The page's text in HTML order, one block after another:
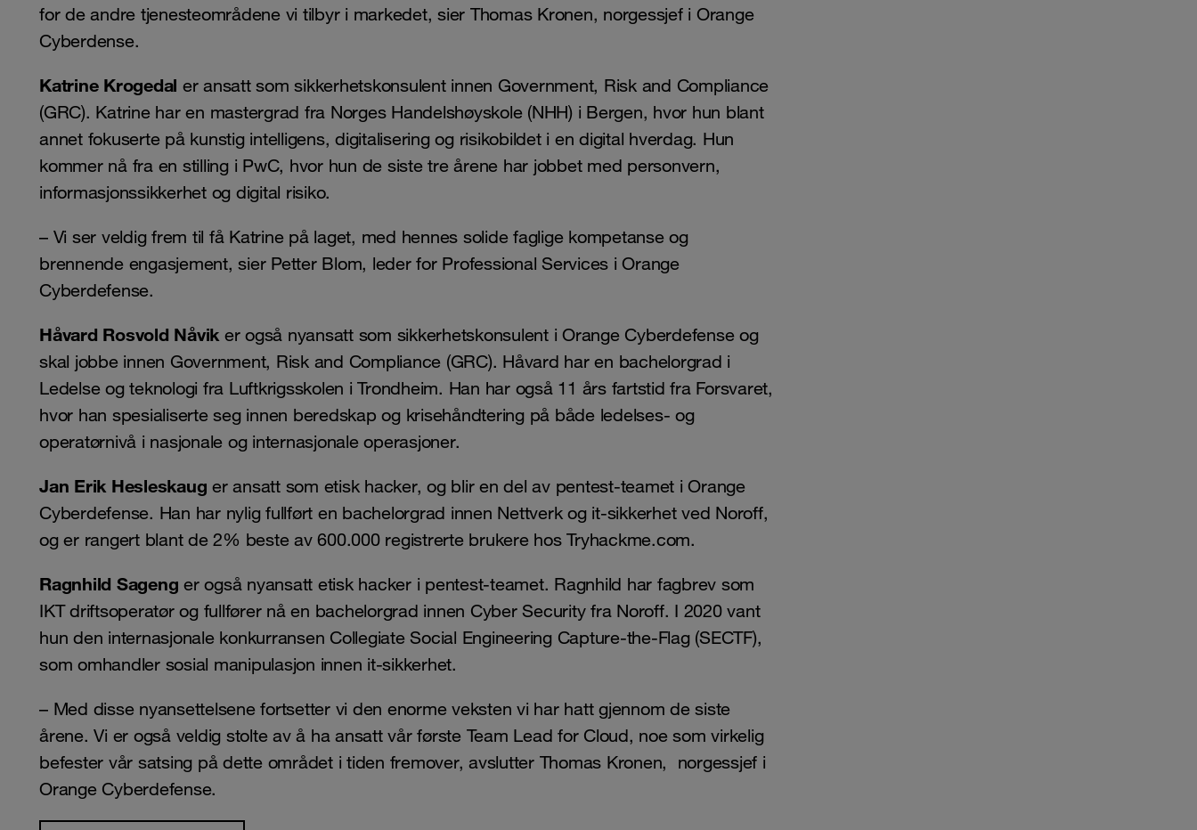
for de andre tjenesteområdene vi tilbyr i markedet, sier Thomas Kronen, norgessjef i Orange
Cyberdense.
Katrine Krogedal er ansatt som sikkerhetskonsulent innen Government, Risk and Compliance
(GRC). Katrine har en mastergrad fra Norges Handelshøyskole (NHH) i Bergen, hvor hun blant
annet fokuserte på kunstig intelligens, digitalisering og risikobildet i en digital hverdag. Hun
kommer nå fra en stilling i PwC, hvor hun de siste tre årene har jobbet med personvern,
informasjonssikkerhet og digital risiko.
– Vi ser veldig frem til få Katrine på laget, med hennes solide faglige kompetanse og
brennende engasjement, sier Petter Blom, leder for Professional Services i Orange
Cyberdefense.
Håvard Rosvold Nåviker også nyansatt som sikkerhetskonsulent i Orange Cyberdefense og
skal jobbe innen Government, Risk and Compliance (GRC). Håvard har en bachelorgrad i
Ledelse og teknologi fra Luftkrigsskolen i Trondheim. Han har også 11 års fartstid fra Forsvaret,
hvor han spesialiserte seg innen beredskap og krisehåndtering på både ledelses- og
operatørnivå i nasjonale og internasjonale operasjoner.
Jan Erik Hesleskaug er ansatt som etisk hacker, og blir en del av pentest-teamet i Orange
Cyberdefense. Han har nylig fullført en bachelorgrad innen Nettverk og it-sikkerhet ved Noroff,
og er rangert blant de 2% beste av 600.000 registrerte brukere hos Tryhackme.com.
Ragnhild Sageng er også nyansatt etisk hacker i pentest-teamet. Ragnhild har fagbrev som
IKT driftsoperatør og fullfører nå en bachelorgrad innen Cyber Security fra Noroff. I 2020 vant
hun den internasjonale konkurransen Collegiate Social Engineering Capture-the-Flag (SECTF),
som omhandler sosial manipulasjon innen it-sikkerhet.
– Med disse nyansettelsene fortsetter vi den enorme veksten vi har hatt gjennom de siste
årene. Vi er også veldig stolte av å ha ansatt vår første Team Lead for Cloud, noe som virkelig
befester vår satsing på dette området i tiden fremover, avslutter Thomas Kronen, norgessjef i
Orange Cyberdefense.